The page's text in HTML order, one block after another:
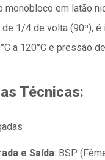
monobloco em latão
de 1/4 de volta (90º),
a 120°C e pressão
Técnicas:
e Saída: BSP